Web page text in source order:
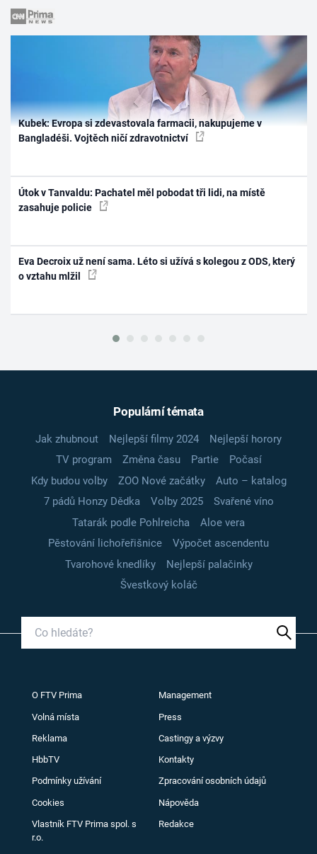
Kubek: Evropa si zdevastovala farmacii, nakupujeme v
Bangladéši. Vojtěch ničí zdravotnictví
Útok v Tanvaldu: Pachatel měl pobodat tři lidi, na místě
zasahuje policie
Eva Decroix už není sama. Léto si užívá s kolegou z ODS, který
o vztahu mlžil
Populární témata
Jak zhubnout Nejlepší filmy 2024
Nejlepší horory
TV program
Změna času Partie
Počasí
Kdy budou volby
ZOO Nové začátky
Auto – katalog
7 pádů Honzy Dědka
Volby 2025
Svařené víno
Tatarák podle Pohlreicha
Aloe vera
Pěstování lichořeřišnice
Výpočet ascendentu
Tvarohové knedlíky
Nejlepší palačinky
Švestkový koláč
O FTV Prima Management
Volná místa Press
Reklama Castingy a výzvy
HbbTV Kontakty
Podmínky užívání Zpracování osobních údajů
Cookies Nápověda
Vlastník FTV Prima spol. s
r.o.
Redakce